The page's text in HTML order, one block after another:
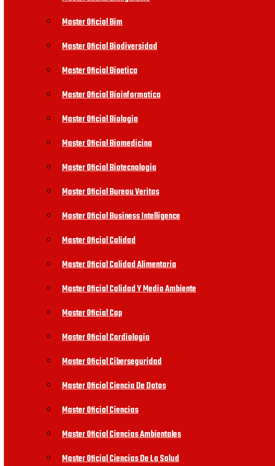
Master Oficial Bim
Master Oficial Biodiversidad
Master Oficial Bioetica
Master Oficial Bioinformatica
Master Oficial Biologia
Master Oficial Biomedicina
Master Oficial Biotecnologia
Master Oficial Bureau Veritas
Master Oficial Business Intelligence
Master Oficial Calidad
Master Oficial Calidad Alimentaria
Master Oficial Calidad Y Medio Ambiente
Master Oficial Cap
Master Oficial Cardiologia
Master Oficial Ciberseguridad
Master Oficial Ciencia De Datos
Master Oficial Ciencias
Master Oficial Ciencias Ambientales
Master Oficial Ciencias De La Salud